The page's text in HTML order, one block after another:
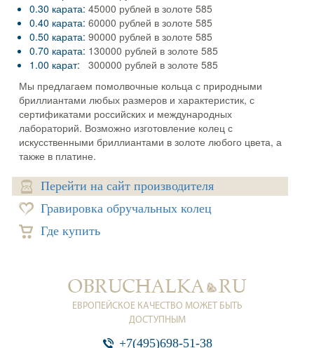
0.30 карата: 45000 рублей в золоте 585
0.40 карата: 60000 рублей в золоте 585
0.50 карата: 90000 рублей в золоте 585
0.70 карата: 130000 рублей в золоте 585
1.00 карат:
300000 рублей в золоте 585
Мы предлагаем помолвочные кольца с природными
бриллиантами любых размеров и характеристик, с
сертификатами российских и международных
лабораторий. Возможно изготовление колец с
искусственными бриллиантами в золоте любого цвета, а
также в платине.
Перейти на сайт производителя
Гравировка обручальных колец
Где купить
+7(495)698-51-38
ЕВРОПЕЙСКОЕ КАЧЕСТВО МОЖЕТ БЫТЬ
ДОСТУПНЫМ